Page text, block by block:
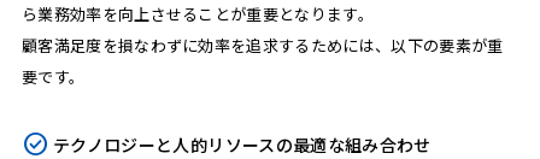
ら業務効率を向上させることが重要となります。
顧客満足度を損なわずに効率を追求するためには、以下の要素が重
要です。
テクノロジーと人的リソースの最適な組み合わせ